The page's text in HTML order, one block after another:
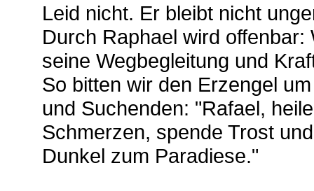
Leid nicht. Er bleibt nicht
Durch Raphael wird
seine Wegbegleitung und
So bitten wir den Erzengel
und Suchenden: "Rafael,
Schmerzen, spende Trost
Dunkel zum Paradiese."